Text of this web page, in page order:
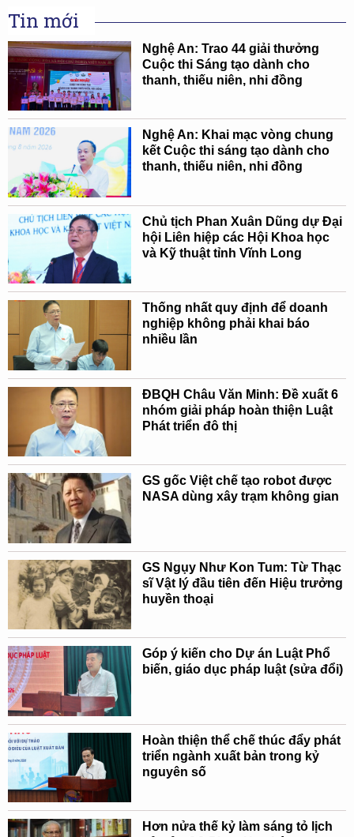
Tin mới
Nghệ An: Trao 44 giải thưởng
Cuộc thi Sáng tạo dành cho
thanh, thiếu niên, nhi đồng
Nghệ An: Khai mạc vòng chung
kết Cuộc thi sáng tạo dành cho
thanh, thiếu niên, nhi đồng
Chủ tịch Phan Xuân Dũng dự Đại
hội Liên hiệp các Hội Khoa học
và Kỹ thuật tỉnh Vĩnh Long
Thống nhất quy định để doanh
nghiệp không phải khai báo
nhiều lần
ĐBQH Châu Văn Minh: Đề xuất 6
nhóm giải pháp hoàn thiện Luật
Phát triển đô thị
GS gốc Việt chế tạo robot được
NASA dùng xây trạm không gian
GS Ngụy Như Kon Tum: Từ Thạc
sĩ Vật lý đầu tiên đến Hiệu trưởng
huyền thoại
Góp ý kiến cho Dự án Luật Phổ
biến, giáo dục pháp luật (sửa đổi)
Hoàn thiện thể chế thúc đẩy phát
triển ngành xuất bản trong kỷ
nguyên số
Hơn nửa thế kỷ làm sáng tỏ lịch